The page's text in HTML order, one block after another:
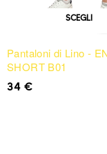
SCEGLI
Pantaloni di Lino -
SHORT B01
34€